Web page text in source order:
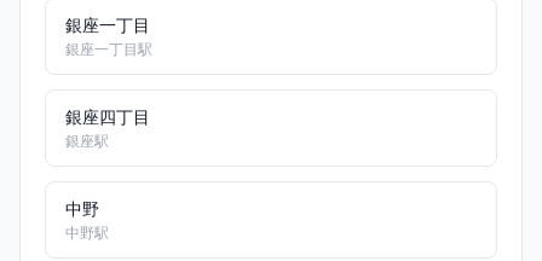
銀座一丁目
銀座一丁目駅
銀座四丁目
銀座駅
中野
中野駅